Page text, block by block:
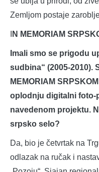
Zemljom postaje
N MEMORIAM
Imali smo se prigodu
sudbina“ (2005-2010).
MEMORIAM
oplodnju digitalni foto-
navedenom projektu.
srpsko selo?
Da, bio je četvrtak na
odlazak na ručak i